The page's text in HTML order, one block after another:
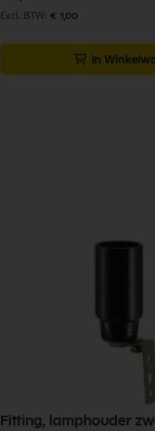
€ 1,00
In
Fitting, lamphouder